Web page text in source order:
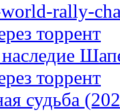
rally-
торрент
торрент
судьба